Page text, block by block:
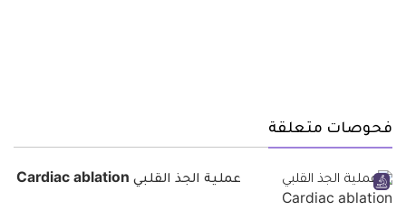
فحوصات متعلقة
عملية الجذ القلبي Cardiac ablation